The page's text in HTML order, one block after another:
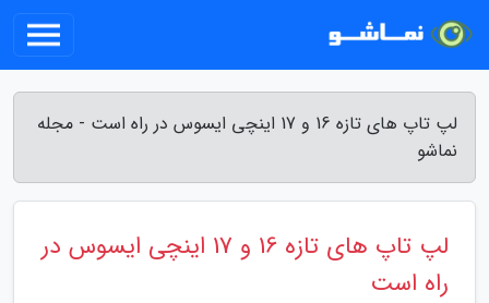
لپ تاپ های تازه 16 و 17 اینچی ایسوس در راه است - مجله
نماشو
لپ تاپ های تازه 16 و 17 اینچی ایسوس در
راه است